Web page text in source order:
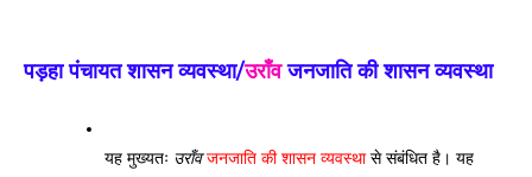
पड़हा पंचायत शासन व्यवस्था/उराँवजनजाति की शासन व्यवस्था
यह मुख्यतः उराँव जनजाति की शासन व्यवस्था से संबंधित है। यह